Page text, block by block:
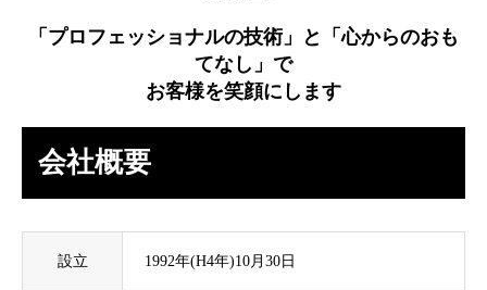
「プロフェッショナルの技術」と「心からのおも
てなし」で
お客様を笑顔にします
会社概要
設立 1992年(H4年)10月30日